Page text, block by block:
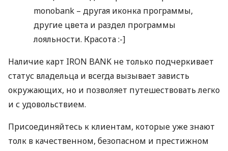
monobank – другая иконка программы,
другие цвета и раздел программы
лояльности. Красота :-]
Наличие карт IRON BANK не только подчеркивает
статус владельца и всегда вызывает зависть
окружающих, но и позволяет путешествовать легко
и с удовольствием.
Присоединяйтесь к клиентам, которые уже знают
толк в качественном, безопасном и престижном